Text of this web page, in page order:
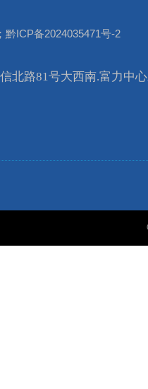
黔ICP备2024035471号-2
北路81号大西南.富力中